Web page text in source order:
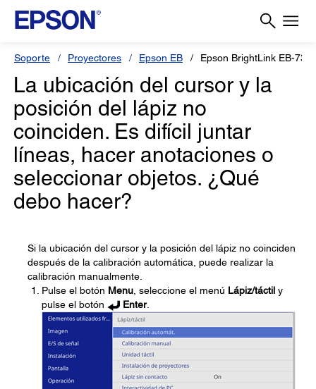
Soporte Proyectores Epson EB Epson BrightLink EB-
La ubicación del cursor y la
posición del lápiz no
coinciden. Es difícil juntar
líneas, hacer anotaciones o
seleccionar objetos. ¿Qué
debo hacer?
Si la ubicación del cursor y la posición del lápiz no coinciden
después de la calibración automática, puede realizar la
calibración manualmente.
Pulse el botón Menu , seleccione el menú Lápiz/táctil y
pulse el botón
Enter.